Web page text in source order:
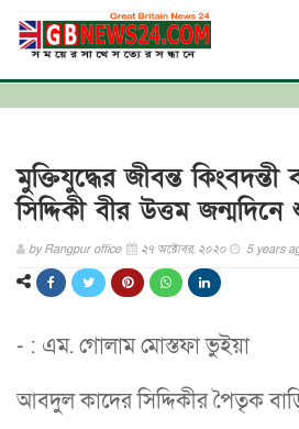
মুক্তিযুদ্ধের জীবন্ত কিংবদন্তী
সিদ্দিকী বীর উত্তম জন্মদিনে
byRangpur office ২৭ অক্টোবর, ২০২০ 5 years
- : এম. গোলাম মোস্তফা ভুইয়া
আবদুল কাদের সিদ্দিকীর পৈতৃক